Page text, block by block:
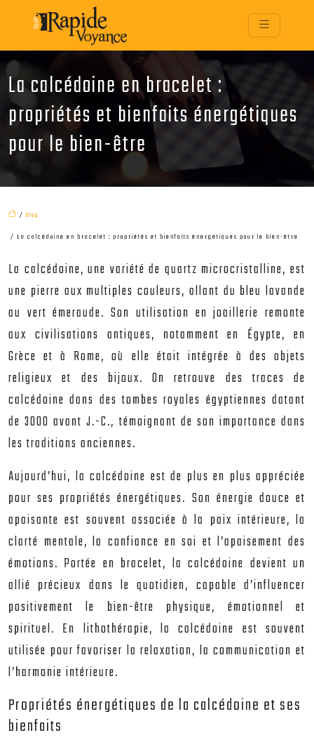
La calcédoine en bracelet :
propriétés et bienfaits énergétiques
pour le bien-être
/ Blog
/ La calcédoine en bracelet : propriétés et bienfaits énergétiques pour le bien-être
La calcédoine, une variété de quartz microcristalline, est
une pierre aux multiples couleurs, allant du bleu lavande
au vert émeraude. Son utilisation en joaillerie remonte
aux civilisations antiques, notamment en Égypte, en
Grèce et à Rome, où elle était intégrée à des objets
religieux et des bijoux. On retrouve des traces de
calcédoine dans des tombes royales égyptiennes datant
de 3000 avant J.-C., témoignant de son importance dans
les traditions anciennes.
Aujourd’hui, la calcédoine est de plus en plus appréciée
pour ses propriétés énergétiques. Son énergie douce et
apaisante est souvent associée à la paix intérieure, la
clarté mentale, la confiance en soi et l’apaisement des
émotions. Portée en bracelet, la calcédoine devient un
allié précieux dans le quotidien, capable d’influencer
positivement le bien-être physique, émotionnel et
spirituel. En lithothérapie, la calcédoine est souvent
utilisée pour favoriser la relaxation, la communication et
l’harmonie intérieure.
Propriétés énergétiques de la calcédoine et ses
bienfaits